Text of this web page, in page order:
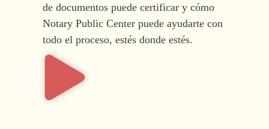
de documentos puede certificar y cómo
Notary Public Center puede ayudarte con
todo el proceso, estés donde estés.